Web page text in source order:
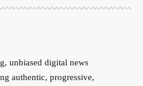
unbiased digital news
authentic, progressive,